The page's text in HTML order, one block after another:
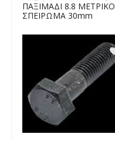
ΠΑΞΙΜΑΔΙ 8.8 ΜΕΤΡΙΚΟ
ΣΠΕΙΡΩΜΑ 30mm